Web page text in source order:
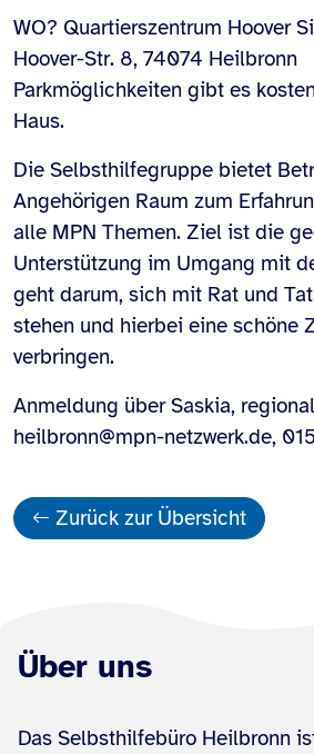
WO? Quartierszentrum Hoover
Hoover-Str. 8, 74074 Heilbronn
Parkmöglichkeiten gibt es
Haus.
Die Selbsthilfegruppe bietet
Angehörigen Raum zum
alle MPN Themen. Ziel ist die
Unterstützung im Umgang mit
geht darum, sich mit Rat und
stehen und hierbei eine schöne
verbringen.
Anmeldung über Saskia,
heilbronn@mpn-netzwerk.de,
Zurück zur Übersicht
Über uns
Das Selbsthilfebüro Heilbronn